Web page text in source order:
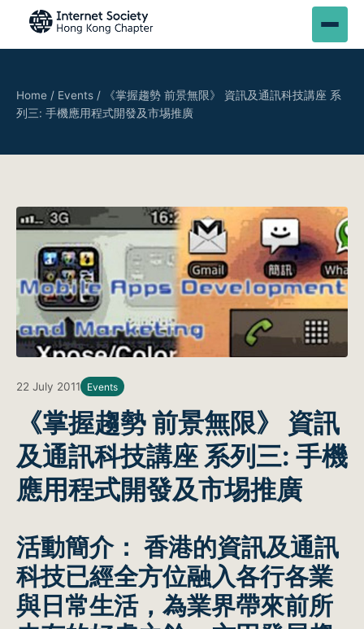
Home / Events /
《掌握趨勢 前景無限》 資訊及通訊科技講座 系
列三: 手機應用程式開發及市埸推廣
22 July 2011 Events
《掌握趨勢 前景無限》 資訊
及通訊科技講座 系列三: 手機
應用程式開發及市埸推廣
活動簡介： 香港的資訊及通訊
科技已經全方位融入各行各業
與日常生活，為業界帶來前所